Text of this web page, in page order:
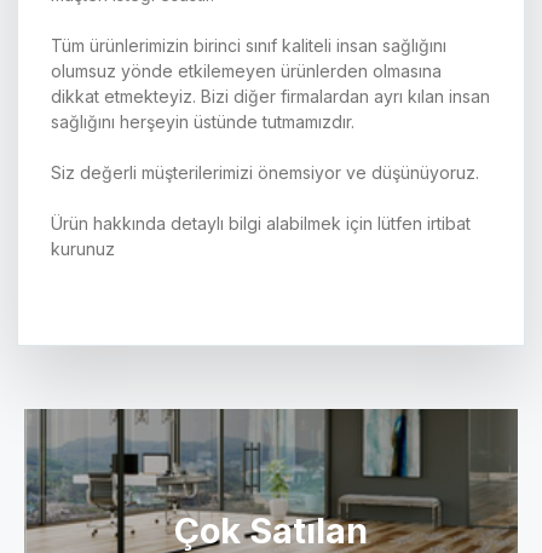
Tüm ürünlerimizin birinci sınıf kaliteli insan sağlığını
olumsuz yönde etkilemeyen ürünlerden olmasına
dikkat etmekteyiz. Bizi diğer firmalardan ayrı kılan insan
sağlığını herşeyin üstünde tutmamızdır.
Siz değerli müşterilerimizi önemsiyor ve düşünüyoruz.
Ürün hakkında detaylı bilgi alabilmek için lütfen irtibat
kurunuz
Çok Satılan